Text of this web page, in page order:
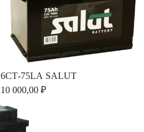
6СТ-75LА SALUT
10 000,00 ₽